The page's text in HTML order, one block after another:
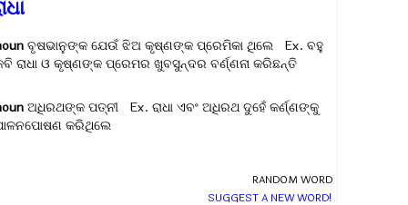
ବୃଷଭାନୁଙ୍କ ଯେଉଁ ଝିଅ କୃଷ୍ଣଙ୍କ ପ୍ରେମିକା ଥିଲେ Ex. ବହୁ
ରାଧା ଓ କୃଷ୍ଣଙ୍କ ପ୍ରେମର ଖୁବ‌ସୁନ୍ଦର ବର୍ଣ୍ଣନା କରିଛନ୍ତି
ଅଧିରଥଙ୍କ ପତ୍ନୀ Ex. ରାଧା ଏବଂ ଅଧିରଥ ଦୁହେଁ କର୍ଣ୍ଣଙ୍କୁ
କରିଥିଲେ
RANDOM WORD
SUGGEST A NEW WORD!